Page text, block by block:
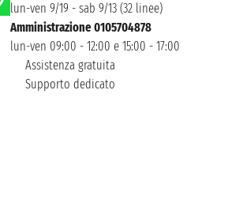
lun-ven 9/19 - sab 9/13 (32 linee)
Amministrazione 0105704878
lun-ven 09:00 - 12:00 e 15:00 - 17:00
Assistenza gratuita
Supporto dedicato